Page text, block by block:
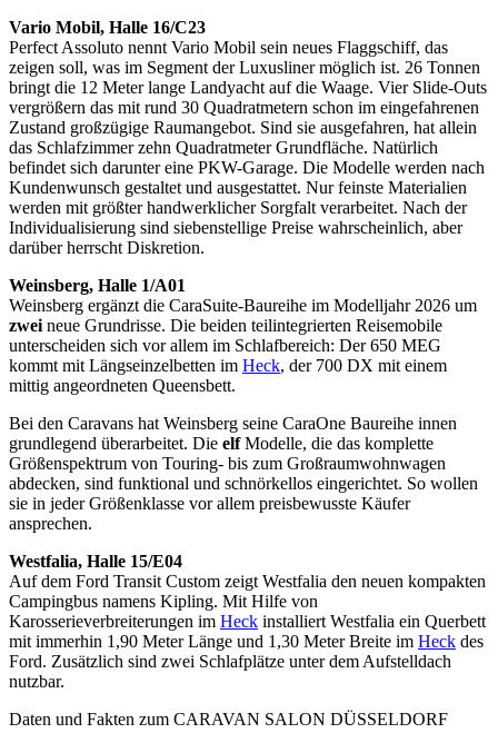
Vario Mobil, Halle 16/C23
Perfect Assoluto nennt Vario Mobil sein neues Flaggschiff, das
zeigen soll, was im Segment der Luxusliner möglich ist. 26 Tonnen
bringt die 12 Meter lange Landyacht auf die Waage. Vier Slide-Outs
vergrößern das mit rund 30 Quadratmetern schon im eingefahrenen
Zustand großzügige Raumangebot. Sind sie ausgefahren, hat allein
das Schlafzimmer zehn Quadratmeter Grundfläche. Natürlich
befindet sich darunter eine PKW-Garage. Die Modelle werden nach
Kundenwunsch gestaltet und ausgestattet. Nur feinste Materialien
werden mit größter handwerklicher Sorgfalt verarbeitet. Nach der
Individualisierung sind siebenstellige Preise wahrscheinlich, aber
darüber herrscht Diskretion.
Weinsberg, Halle 1/A01
Weinsberg ergänzt die CaraSuite-Baureihe im Modelljahr 2026 um
zwei neue Grundrisse. Die beiden teilintegrierten Reisemobile
unterscheiden sich vor allem im Schlafbereich: Der 650 MEG
kommt mit Längseinzelbetten im Heck, der 700 DX mit einem
mittig angeordneten Queensbett.
Bei den Caravans hat Weinsberg seine CaraOne Baureihe innen
grundlegend überarbeitet. Die elfModelle, die das komplette
Größenspektrum von Touring- bis zum Großraumwohnwagen
abdecken, sind funktional und schnörkellos eingerichtet. So wollen
sie in jeder Größenklasse vor allem preisbewusste Käufer
ansprechen.
Westfalia, Halle 15/E04
Auf dem Ford Transit Custom zeigt Westfalia den neuen kompakten
Campingbus namens Kipling. Mit Hilfe von
Karosserieverbreiterungen im Heck installiert Westfalia ein Querbett
mit immerhin 1,90 Meter Länge und 1,30 Meter Breite im Heck des
Ford. Zusätzlich sind zwei Schlafplätze unter dem Aufstelldach
nutzbar.
Daten und Fakten zum CARAVAN SALON DÜSSELDORF